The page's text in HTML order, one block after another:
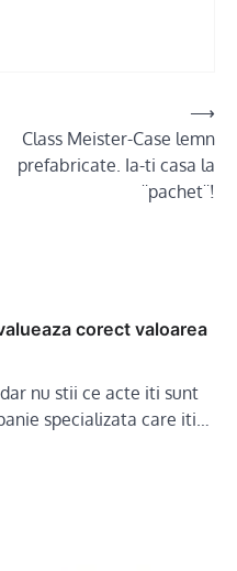
Class Meister-Case lemn
prefabricate. Ia-ti casa la
¨pachet¨!
⟶
corect valoarea
nu stii ce acte iti sunt
specializata care iti…